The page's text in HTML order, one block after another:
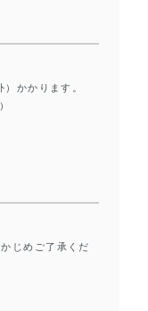
かかります。
じめご了承くだ